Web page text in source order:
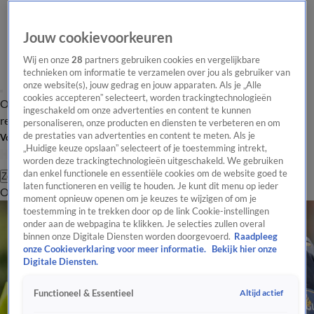
Overzicht Laatste nieuws Regionieuws Het beste van Hart
Tip de
redactie
Volg Hart van Nederland
Zoeken
OverzichtRegioUitzendingenWeerTip de redactiePanelVideo's
Jouw cookievoorkeuren
Wij en onze28 partners gebruiken cookies en vergelijkbare
technieken om informatie te verzamelen over jou als gebruiker van
onze website(s), jouw gedrag en jouw apparaten. Als je „Alle
cookies accepteren” selecteert, worden trackingtechnologieën
ingeschakeld om onze advertenties en content te kunnen
personaliseren, onze producten en diensten te verbeteren en om
de prestaties van advertenties en content te meten. Als je
„Huidige keuze opslaan” selecteert of je toestemming intrekt,
worden deze trackingtechnologieën uitgeschakeld. We gebruiken
dan enkel functionele en essentiële cookies om de website goed te
laten functioneren en veilig te houden. Je kunt dit menu op ieder
moment opnieuw openen om je keuzes te wijzigen of om je
toestemming in te trekken door op de link Cookie-instellingen
onder aan de webpagina te klikken. Je selecties zullen overal
binnen onze Digitale Diensten worden doorgevoerd. Raadpleeg
onze Cookieverklaring voor meer informatie.
Bekijk hier onze
Digitale Diensten.
Functioneel & Essentieel Altijd actief